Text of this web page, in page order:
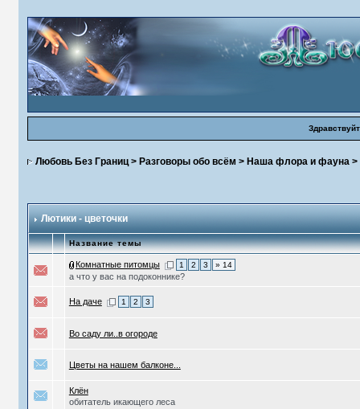
Любовь Без Границ> Разговоры обо всём > Наша флора и фауна>
Лютики - цветочки
Название темы
Комнатные питомцы 1 2 3 » 14
а что у вас на подоконнике?
На даче 1 2 3
Во саду ли..в огороде
Цветы на нашем балконе...
Клён
обитатель икающего леса